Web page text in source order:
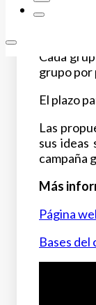
Los
La
Cada
grupo por
El plazo
Las
sus ideas
campaña
Más
Página
Bases del